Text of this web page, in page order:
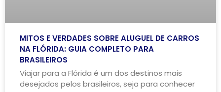
MITOS E VERDADES SOBRE ALUGUEL DE CARROS
NA FLÓRIDA: GUIA COMPLETO PARA
BRASILEIROS
Viajar para a Flórida é um dos destinos mais
desejados pelos brasileiros, seja para conhecer